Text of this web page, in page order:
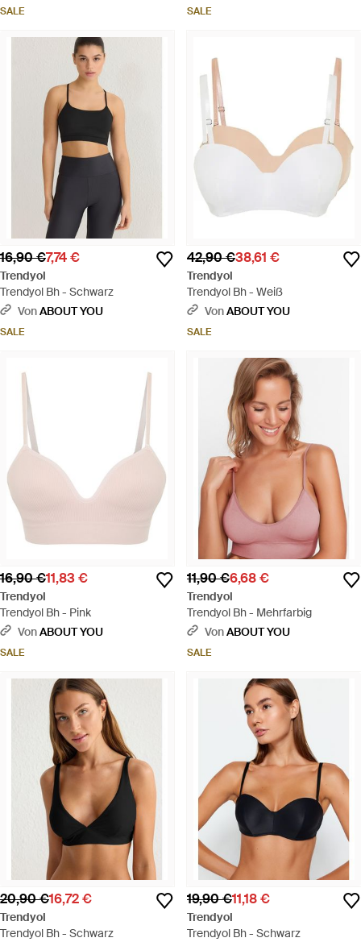
SALE SALE
16,90 €7,74 €
Trendyol
Trendyol Bh - Schwarz
VonABOUT YOU
SALE
42,90 €38,61 €
Trendyol
Trendyol Bh - Weiß
VonABOUT YOU
SALE
16,90 €11,83 €
Trendyol
Trendyol Bh - Pink
VonABOUT YOU
SALE
11,90 €6,68 €
Trendyol
Trendyol Bh - Mehrfarbig
VonABOUT YOU
SALE
20,90 €16,72 €
Trendyol
Trendyol Bh - Schwarz
19,90 €11,18 €
Trendyol
Trendyol Bh - Schwarz